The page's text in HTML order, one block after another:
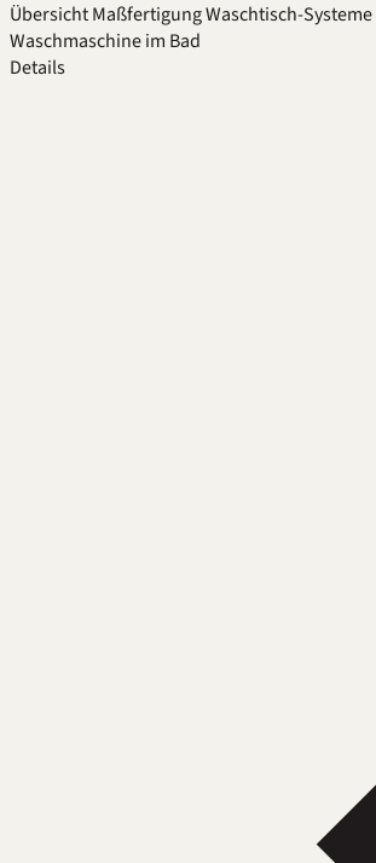
ÜbersichtMaßfertigungWaschtisch-Systeme
Waschmaschine im Bad
Details